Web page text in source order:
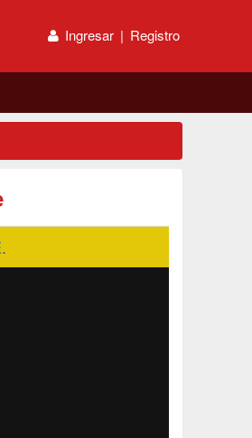
Ingresar | Registro